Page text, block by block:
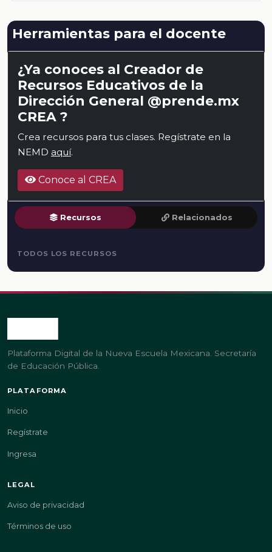
Herramientas para el docente
¿Ya conoces al Creador de
Recursos Educativos de la
Dirección General @prende.mx
CREA ?
Crea recursos para tus clases. Regístrate en la
NEMD aquí.
Conoce al CREA
Recursos Relacionados
TODOS LOS RECURSOS
Plataforma Digital de la Nueva Escuela Mexicana. Secretaría
de Educación Pública.
PLATAFORMA
Inicio
Regístrate
Ingresa
LEGAL
Aviso de privacidad
Términos de uso